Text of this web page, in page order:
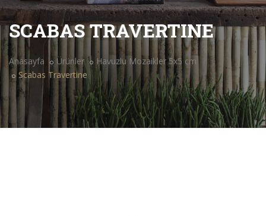
SCABAS TRAVERTINE
Anasayfa Ürünler
Havuzlu Mozaikler 5x5 cm
Scabas Travertine